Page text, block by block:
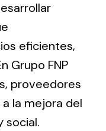
eficientes,
Grupo FNP
proveedores
la mejora del
social.